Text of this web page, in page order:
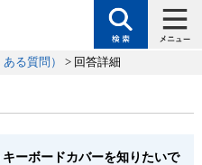
る質問） > 回答詳細
ーボードカバーを知りたいで